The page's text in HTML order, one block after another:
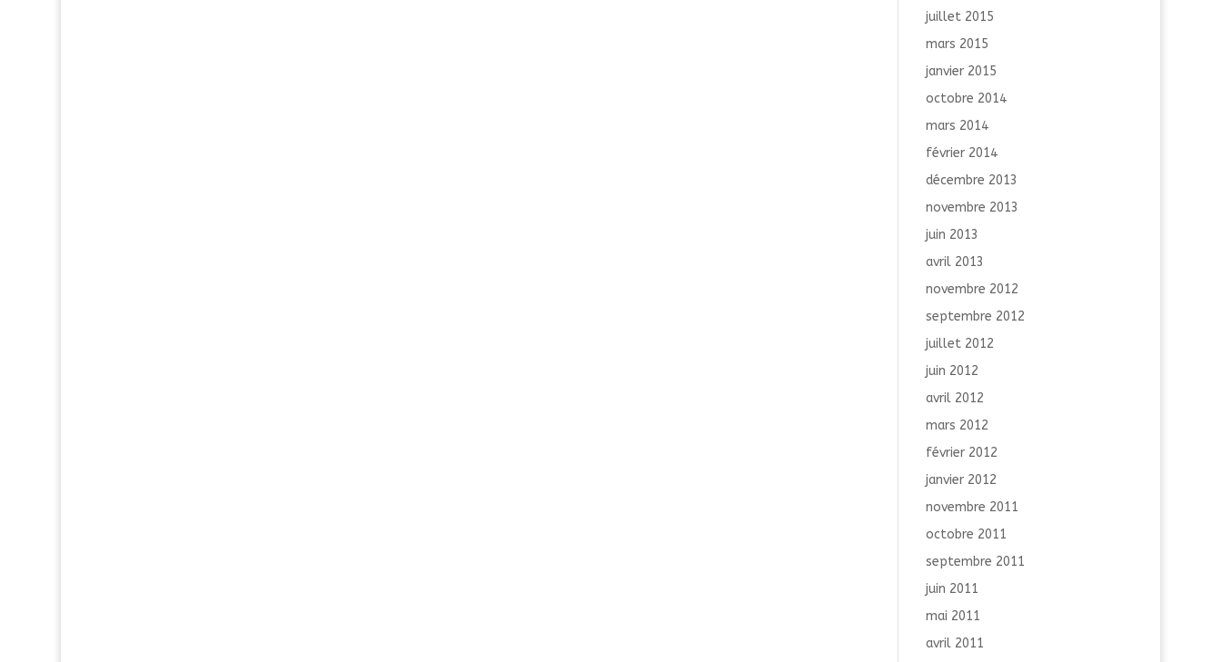
juillet 2015
mars 2015
janvier 2015
octobre 2014
mars 2014
février 2014
décembre 2013
novembre 2013
juin 2013
avril 2013
novembre 2012
septembre 2012
juillet 2012
juin 2012
avril 2012
mars 2012
février 2012
janvier 2012
novembre 2011
octobre 2011
septembre 2011
juin 2011
mai 2011
avril 2011